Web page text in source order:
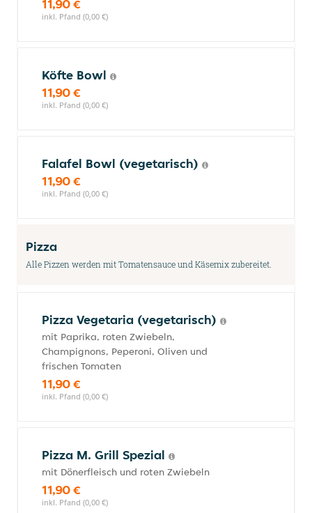
11,90 €
inkl. Pfand (0,00 €)
Köfte Bowl
11,90 €
inkl. Pfand (0,00 €)
Falafel Bowl (vegetarisch)
11,90 €
inkl. Pfand (0,00 €)
Pizza
Alle Pizzen werden mit Tomatensauce und Käsemix zubereitet.
Pizza Vegetaria (vegetarisch)
mit Paprika, roten Zwiebeln,
Champignons, Peperoni, Oliven und
frischen Tomaten
11,90 €
inkl. Pfand (0,00 €)
Pizza M. Grill Spezial
mit Dönerfleisch und roten Zwiebeln
11,90 €
inkl. Pfand (0,00 €)